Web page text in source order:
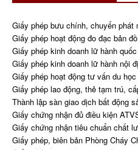
Giấy phép bưu chính, chuyển phát
Giấy phép hoạt động đo đạc bản
Giấy phép kinh doanh lữ hành
Giấy phép kinh doanh lữ hành nội
Giấy phép hoạt động tư vấn du
Giấy phép lao động, thẻ tạm trú,
Thành lập sàn giao dịch bất động
Giấy chứng nhận đủ điều kiện
Giấy chứng nhận tiêu chuẩn chất
Giấy phép, biên bản Phòng Cháy